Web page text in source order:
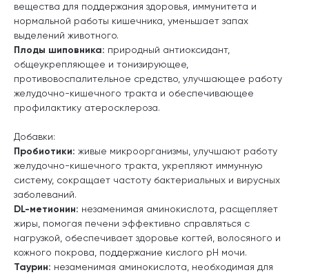
вещества для поддержания здоровья, иммунитета и
нормальной работы кишечника, уменьшает запах
выделений животного.
Плоды шиповника: природный антиоксидант,
общеукрепляющее и тонизирующее,
противовоспалительное средство, улучшающее работу
желудочно-кишечного тракта и обеспечивающее
профилактику атеросклероза.
Добавки:
Пробиотики: живые микроорганизмы, улучшают работу
желудочно-кишечного тракта, укрепляют иммунную
систему, сокращает частоту бактериальных и вирусных
заболеваний.
DL-метионин: незаменимая аминокислота, расщепляет
жиры, помогая печени эффективно справляться с
нагрузкой, обеспечивает здоровье когтей, волосяного и
кожного покрова, поддержание кислого pH мочи.
Таурин: незаменимая аминокислота, необходимая для